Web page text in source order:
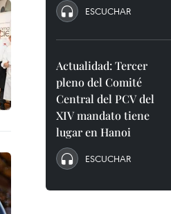
ESCUCHAR
Actualidad: Tercer
pleno del Comité
Central del PCV del
XIV mandato tiene
lugar en Hanoi
ESCUCHAR